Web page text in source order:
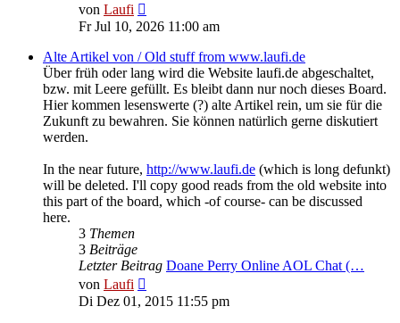
von Laufi
Beitrag
Fr Jul 10, 2026 11:00 am
Alte Artikel von / Old stuff from www.laufi.de
Über früh oder lang wird die Website laufi.de abgeschaltet,
bzw. mit Leere gefüllt. Es bleibt dann nur noch dieses Board.
Hier kommen lesenswerte (?) alte Artikel rein, um sie für die
Zukunft zu bewahren. Sie können natürlich gerne diskutiert
werden.
In the near future, http://www.laufi.de (which is long defunkt)
will be deleted. I'll copy good reads from the old website into
this part of the board, which -of course- can be discussed
here.
3 Themen
3 Beiträge
Letzter Beitrag Doane Perry Online AOL Chat (…
von Laufi
Beitrag
Di Dez 01, 2015 11:55 pm